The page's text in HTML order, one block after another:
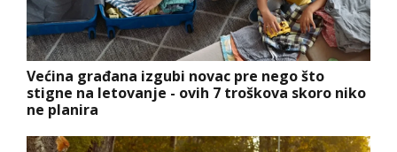
Većina građana izgubi novac pre nego što
stigne na letovanje - ovih 7 troškova skoro niko
ne planira